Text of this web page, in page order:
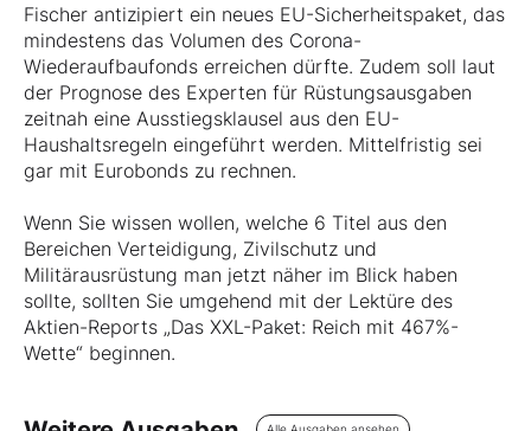
Fischer antizipiert ein neues EU-Sicherheitspaket, das
mindestens das Volumen des Corona-
Wiederaufbaufonds erreichen dürfte. Zudem soll laut
der Prognose des Experten für Rüstungsausgaben
zeitnah eine Ausstiegsklausel aus den EU-
Haushaltsregeln eingeführt werden. Mittelfristig sei
gar mit Eurobonds zu rechnen.
Wenn Sie wissen wollen, welche 6 Titel aus den
Bereichen Verteidigung, Zivilschutz und
Militärausrüstung man jetzt näher im Blick haben
sollte, sollten Sie umgehend mit der Lektüre des
Aktien-Reports „Das XXL-Paket: Reich mit 467%-
Wette“ beginnen.